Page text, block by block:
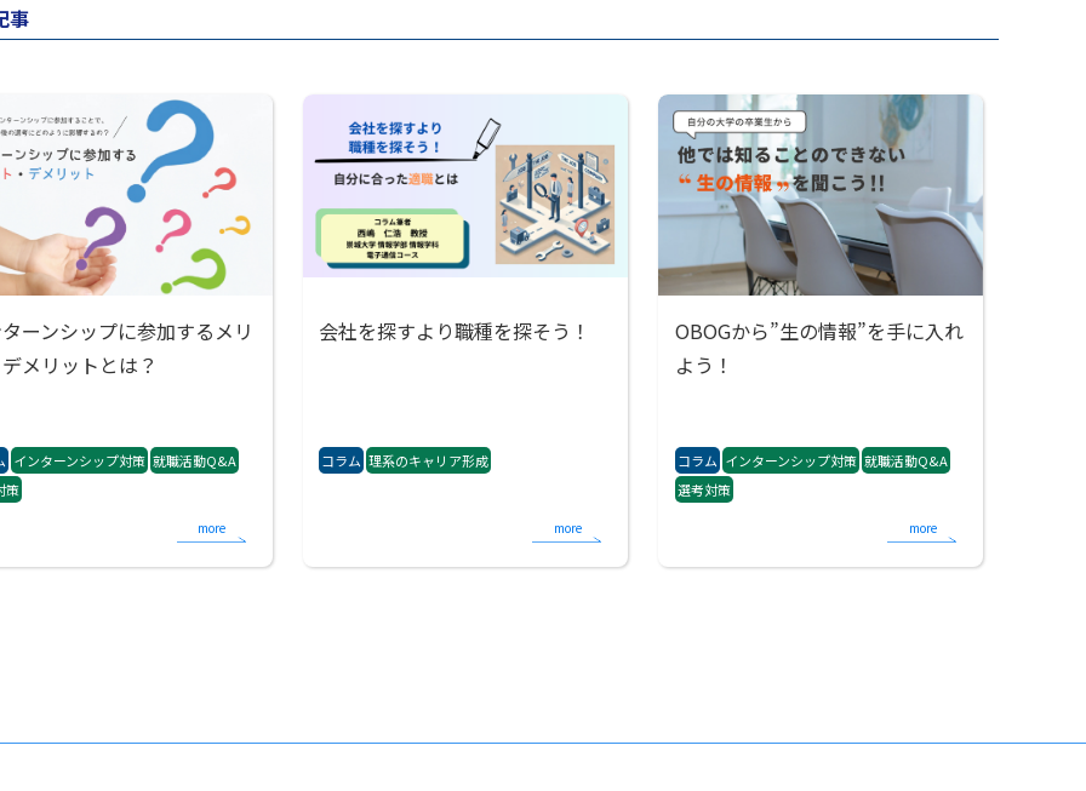
事
ーンシップに参加するメリ
メリットとは？
インターンシップ対策 就職活動Q&A
策
more
会社を探すより職種を探そう！
コラム 理系のキャリア形成
more
OBOGから”生の情報”を手に入れ
よう！
コラム インターンシップ対策 就職活動Q&A
選考対策
more